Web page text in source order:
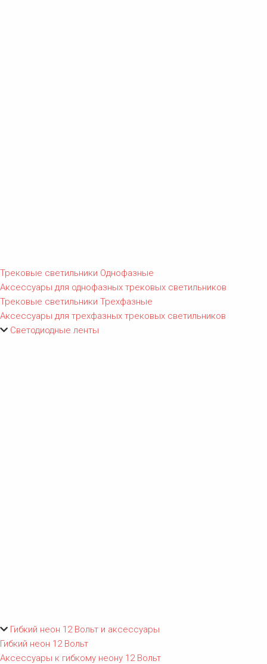
Трековые светильники Однофазные
Аксессуары для однофазных трековых светильников
Трековые светильники Трехфазные
Аксессуары для трехфазных трековых светильников
Светодиодные ленты
Гибкий неон 12 Вольт и аксессуары
Гибкий неон 12 Вольт
Аксессуары к гибкому неону 12 Вольт